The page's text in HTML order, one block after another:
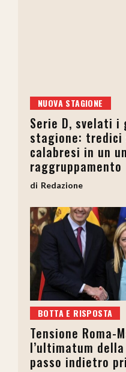
NUOVA STAGIONE
Serie D, svelati i
stagione: tredici
calabresi in un
raggruppamento
Redazione
BOTTA E RISPOSTA
Tensione
l’ultimatum della
passo indietro